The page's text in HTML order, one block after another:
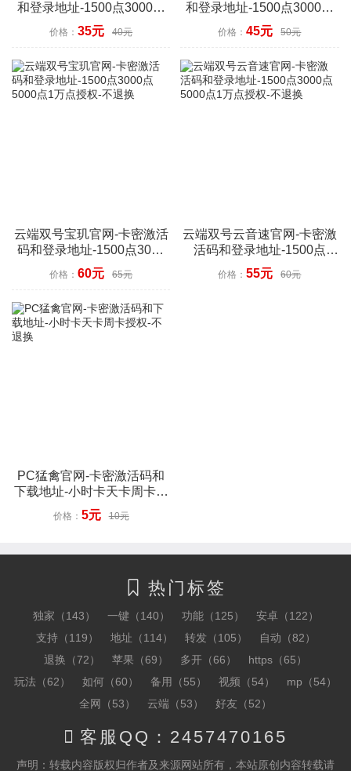
和登录地址-1500点3000点
5000点1万点2万点授权-不
退换
价格：35元 40元
和登录地址-1500点3000点
5000点1万点授权-不退换
价格：45元 50元
云端双号宝玑官网-卡密激活
码和登录地址-1500点3000
点5000点1万点授权-不退换
价格：60元 65元
云端双号云音速官网-卡密激
活码和登录地址-1500点
3000点5000点1万点授权-不
退换
价格：55元 60元
PC猛禽官网-卡密激活码和
下载地址-小时卡天卡周卡授
权-不退换
价格： 5元 10元
 热门标签
独家（143） 一键（140） 功能（125）
安卓（122）
支持（119）
地址（114） 转发（105）
自动（82）
退换（72）
苹果（69） 多开（66）
https（65）
玩法（62）
如何（60） 备用（55） 视频（54）
mp（54）
全网（53）
云端（53） 好友（52）
 客服QQ：2457470165
声明：转载内容版权归作者及来源网站所有，本站原创内容转载请